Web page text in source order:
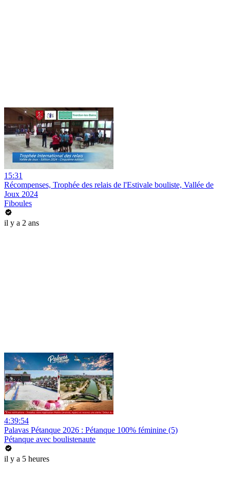
15:31
Récompenses, Trophée des relais de l'Estivale bouliste, Vallée de
Joux 2024
Fiboules
il y a 2 ans
4:39:54
Palavas Pétanque 2026 : Pétanque 100% féminine (5)
Pétanque avec boulistenaute
il y a 5 heures